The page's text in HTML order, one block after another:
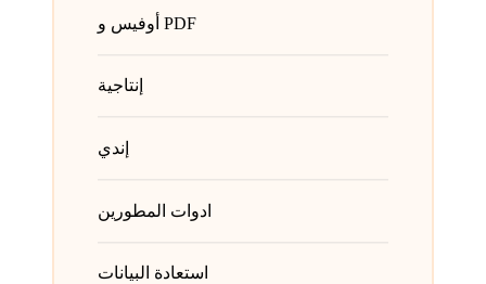
أوفيس و PDF
إنتاجية
إندي
ادوات المطورين
استعادة البيانات